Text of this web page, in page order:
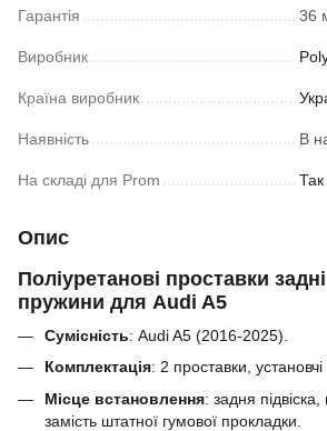
Гарантія 36
Виробник
Країна виробник
Наявність В
На складі для Prom Так
Опис
Поліуретанові проставки
пружини для Audi A5
Сумісність: Audi A5 (2016-2025).
Комплектація: 2 проставки,
Місце встановлення: задня
замість штатної гумової прокладки.